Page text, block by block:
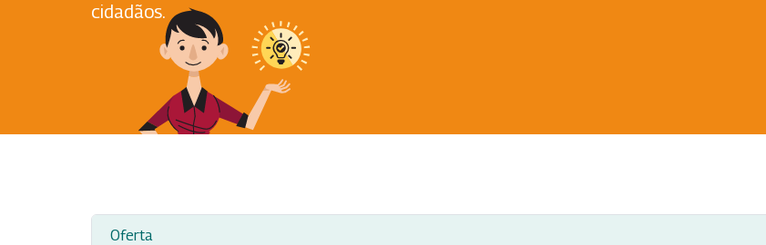
cidadãos.
Oferta